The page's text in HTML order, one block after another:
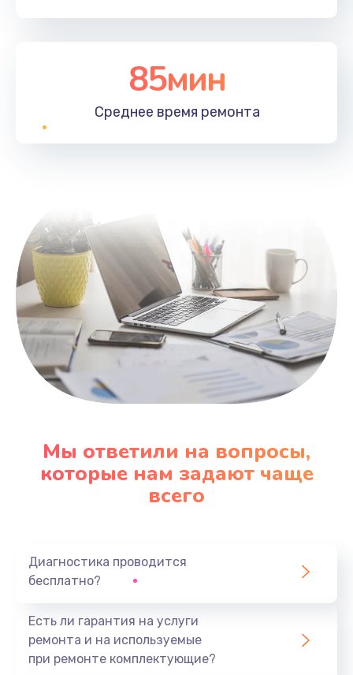
85мин
Среднее время ремонта
Мы ответили на вопросы,
которые нам задают чаще
всего
Диагностика проводится
бесплатно?
Есть ли гарантия на услуги
ремонта и на используемые
при ремонте комплектующие?